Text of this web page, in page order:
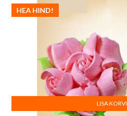
HEA HIND!
LISA KORVI